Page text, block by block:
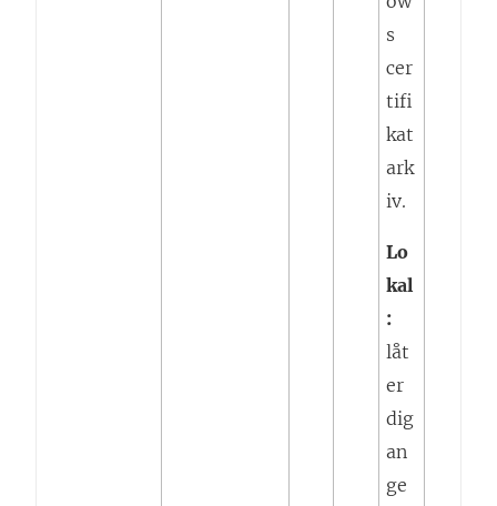
s
cer
tifi
kat
ark
iv.
Lo
kal
:
låt
er
dig
an
ge